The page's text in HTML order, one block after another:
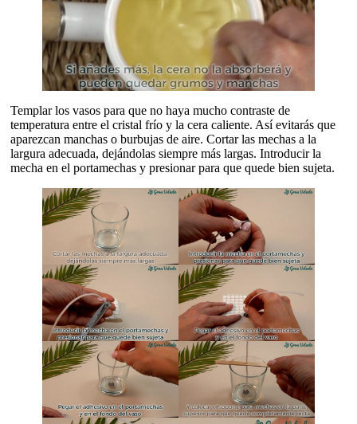
Templar los vasos para que no haya mucho contraste de
temperatura entre el cristal frío y la cera caliente. Así evitarás que
aparezcan manchas o burbujas de aire. Cortar las mechas a la
largura adecuada, dejándolas siempre más largas. Introducir la
mecha en el portamechas y presionar para que quede bien sujeta.